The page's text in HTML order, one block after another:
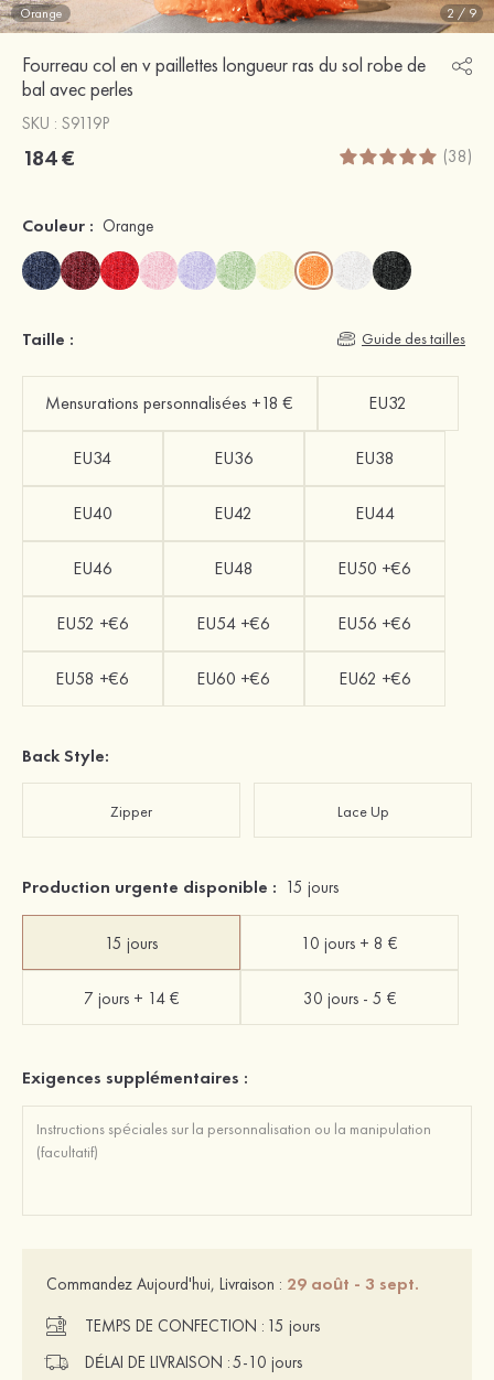
Orange 2 / 9
Fourreau col en v paillettes longueur ras du sol robe de
bal avec perles
SKU : S9119P
184 € (38)
Couleur : Orange
Taille : Guide des tailles
Mensurations personnalisées +18 € EU32
EU34 EU36 EU38
EU40 EU42 EU44
EU46 EU48 EU50 +€6
EU52 +€6 EU54 +€6 EU56 +€6
EU58 +€6 EU60 +€6 EU62 +€6
Back Style:
Zipper Lace Up
Production urgente disponible : 15 jours
15 jours 10 jours + 8 €
7 jours + 14 € 30 jours - 5 €
Exigences supplémentaires :
Commandez Aujourd'hui, Livraison : 29 août - 3 sept.
TEMPS DE CONFECTION : 15 jours
DÉLAI DE LIVRAISON :5-10 jours